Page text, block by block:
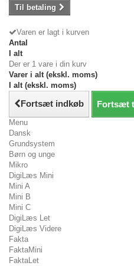
Til betaling
Varen er lagt i kurven
Antal
I alt
Der er 1 vare i din kurv
Varer i alt (ekskl. moms)
I alt (ekskl. moms)
Fortsæt indkøb Fortsæt
Menu
Dansk
Grundsystem
Børn og unge
Mikro
DigiLæs Mini
Mini A
Mini B
Mini C
DigiLæs Let
DigiLæs Videre
Fakta
FaktaMini
FaktaLet